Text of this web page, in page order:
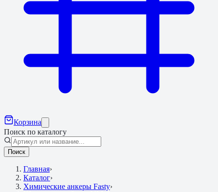
Корзина
Поиск по каталогу
Поиск
Главная›
Каталог›
Химические анкеры Fasty›